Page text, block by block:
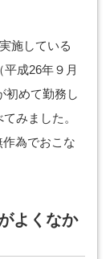
施している
平成26年９月
初めて勤務し
みました。
為でおこな
よくなか